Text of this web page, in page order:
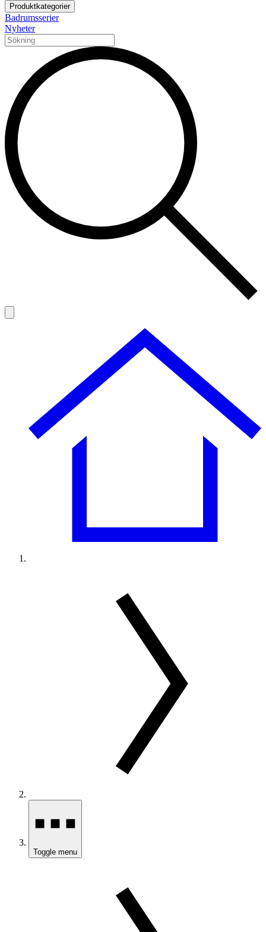
Produktkategorier
Badrumsserier
Nyheter
Toggle menu